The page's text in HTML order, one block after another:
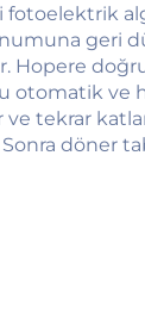
geri
Hopere
otomatik ve
tekrar
döner